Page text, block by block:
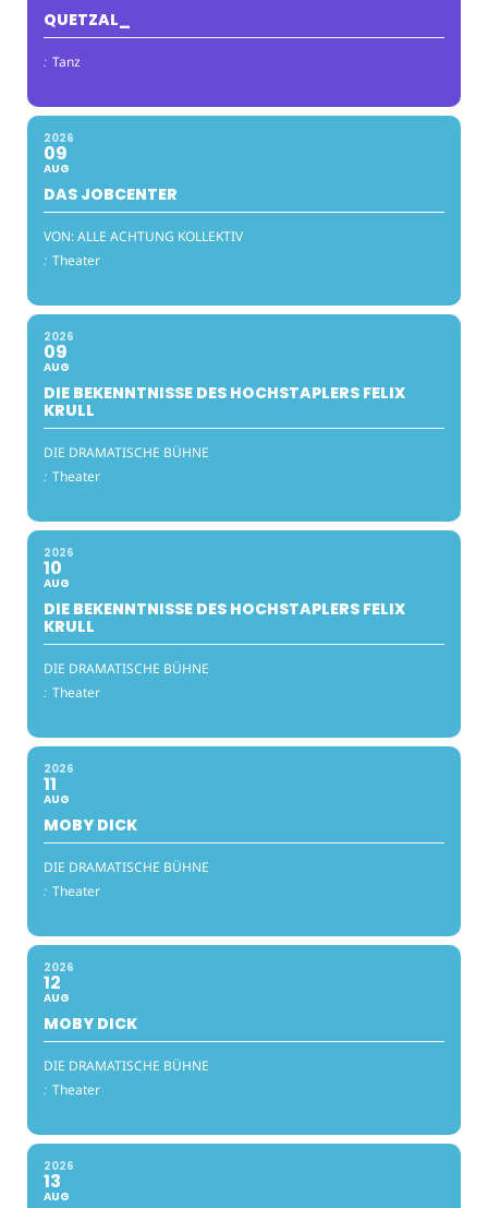
QUETZAL_
: Tanz
2026
09
AUG
DAS JOBCENTER
VON: ALLE ACHTUNG KOLLEKTIV
: Theater
2026
09
AUG
DIE BEKENNTNISSE DES HOCHSTAPLERS FELIX
KRULL
DIE DRAMATISCHE BÜHNE
: Theater
2026
10
AUG
DIE BEKENNTNISSE DES HOCHSTAPLERS FELIX
KRULL
DIE DRAMATISCHE BÜHNE
: Theater
2026
11
AUG
MOBY DICK
DIE DRAMATISCHE BÜHNE
: Theater
2026
12
AUG
MOBY DICK
DIE DRAMATISCHE BÜHNE
: Theater
2026
13
AUG